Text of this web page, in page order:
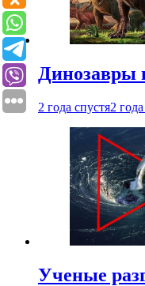
Динозавры
2 года спустя2
Ученые